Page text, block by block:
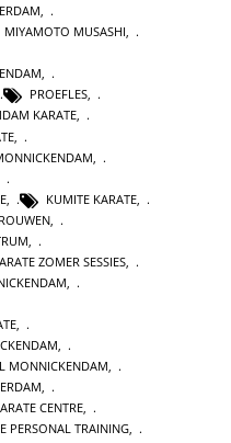
,
MIYAMOTO MUSASHI,
,
PROEFLES,
KARATE,
KUMITE KARATE
ZOMER SESSIES
,
,
MONNICKENDAM,
,
CENTRE,
PERSONAL TRAINING,